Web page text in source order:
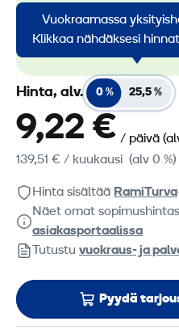
Vuokraamassa
Klikkaa nähdäksesi
Hinta, alv. 0 % 25,5 %
9,22 € / päivä
139,51 € / kuukausi (alv 0 %)
Hinta sisältää RamiTurva
Näet omat
asiakasportaalissa
Tutustu vuokraus- ja
Pyydä